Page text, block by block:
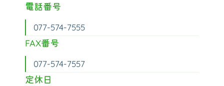
電話番号
077-574-7555
FAX番号
077-574-7557
定休日